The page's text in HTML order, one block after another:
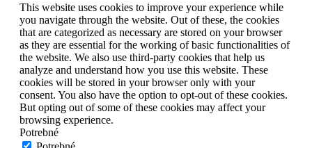
This website uses cookies to improve your experience while
you navigate through the website. Out of these, the cookies
that are categorized as necessary are stored on your browser
as they are essential for the working of basic functionalities of
the website. We also use third-party cookies that help us
analyze and understand how you use this website. These
cookies will be stored in your browser only with your
consent. You also have the option to opt-out of these cookies.
But opting out of some of these cookies may affect your
browsing experience.
Potrebné